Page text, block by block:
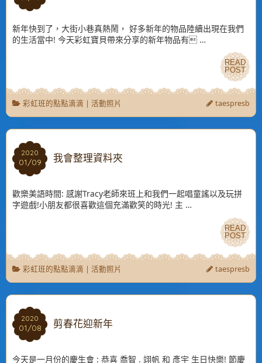
新年快到了，大街小巷真熱鬧， 好多新年的物品陸續出現在我們
的生活當中! 今天彩虹寶貝帶來分享的新年物品有 …
READ
POST
READ
POST
彩虹班的點點滴滴 | 活動照片 taespresb
2020
01/09
2020
01/09 我會整理資料夾
歡樂美語時間: 感謝Tracy老師來班上和我們一起唱童謠以及玩拼
字遊戲!小朋友都很喜歡這個充滿歡笑的時光! 主 …
READ
POST
READ
POST
彩虹班的點點滴滴 | 活動照片 taespresb
2020
01/08
2020
01/08 剪春花迎新年
今天是一月份的慶生會 : 恭喜 喬智 . 翊帆 和 彥宇 生日快樂! 節慶